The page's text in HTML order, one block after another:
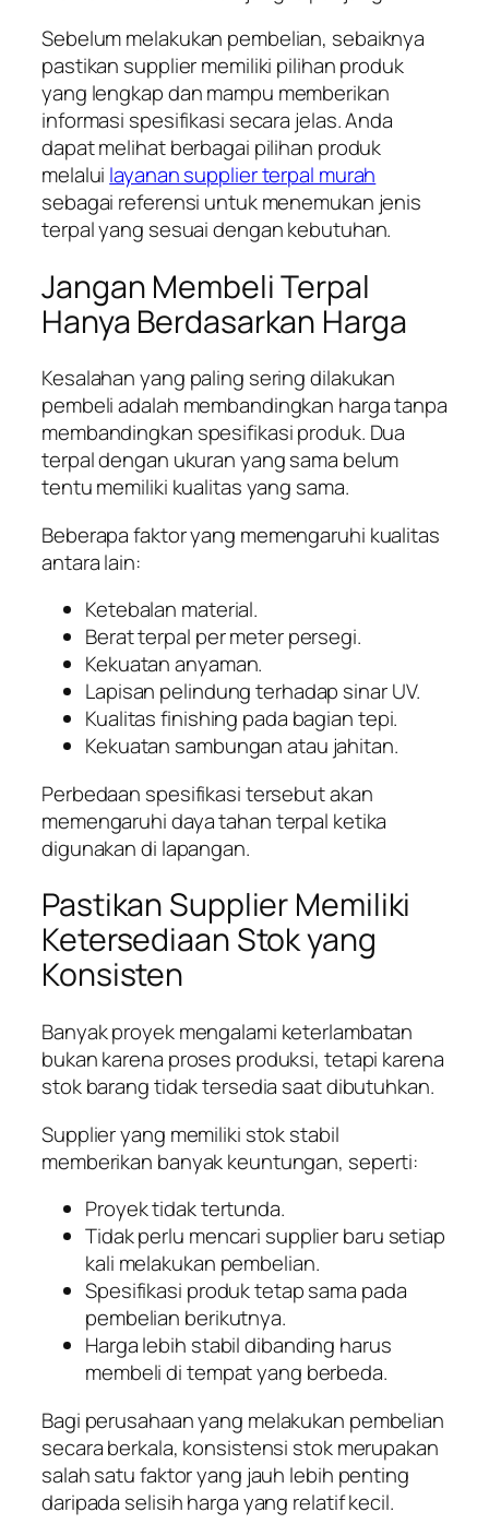
Sebelum melakukan pembelian, sebaiknya
pastikan supplier memiliki pilihan produk
yang lengkap dan mampu memberikan
informasi spesifikasi secara jelas. Anda
dapat melihat berbagai pilihan produk
melalui layanan supplier terpal murah
sebagai referensi untuk menemukan jenis
terpal yang sesuai dengan kebutuhan.
Jangan Membeli Terpal
Hanya Berdasarkan Harga
Kesalahan yang paling sering dilakukan
pembeli adalah membandingkan harga tanpa
membandingkan spesifikasi produk. Dua
terpal dengan ukuran yang sama belum
tentu memiliki kualitas yang sama.
Beberapa faktor yang memengaruhi kualitas
antara lain:
Ketebalan material.
Berat terpal per meter persegi.
Kekuatan anyaman.
Lapisan pelindung terhadap sinar UV.
Kualitas finishing pada bagian tepi.
Kekuatan sambungan atau jahitan.
Perbedaan spesifikasi tersebut akan
memengaruhi daya tahan terpal ketika
digunakan di lapangan.
Pastikan Supplier Memiliki
Ketersediaan Stok yang
Konsisten
Banyak proyek mengalami keterlambatan
bukan karena proses produksi, tetapi karena
stok barang tidak tersedia saat dibutuhkan.
Supplier yang memiliki stok stabil
memberikan banyak keuntungan, seperti:
Proyek tidak tertunda.
Tidak perlu mencari supplier baru setiap
kali melakukan pembelian.
Spesifikasi produk tetap sama pada
pembelian berikutnya.
Harga lebih stabil dibanding harus
membeli di tempat yang berbeda.
Bagi perusahaan yang melakukan pembelian
secara berkala, konsistensi stok merupakan
salah satu faktor yang jauh lebih penting
daripada selisih harga yang relatif kecil.